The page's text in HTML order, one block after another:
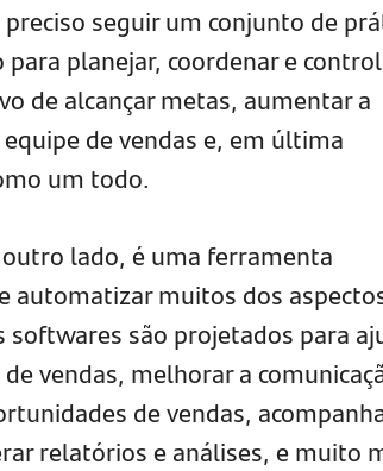
seguir um conjunto de
planejar, coordenar e
de alcançar metas, aumentar a
de vendas e, em última
um todo.
lado, é uma ferramenta
automatizar muitos dos
softwares são projetados para
vendas, melhorar a
de vendas,
relatórios e análises, e muito